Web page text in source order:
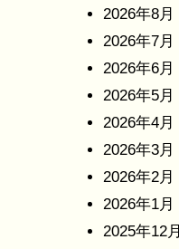
2026年8月
2026年7月
2026年6月
2026年5月
2026年4月
2026年3月
2026年2月
2026年1月
2025年12月